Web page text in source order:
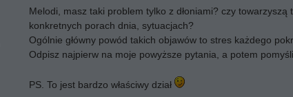
Melodi, masz taki problem tylko z dłoniami? czy
konkretnych porach dnia, sytuacjach?
Ogólnie główny powód takich objawów to stres każdego
Odpisz najpierw na moje powyższe pytania, a potem
PS. To jest bardzo właściwy dział